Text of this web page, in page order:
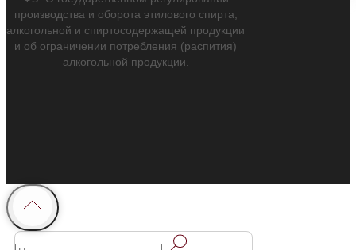
производства и оборота этилового спирта,
алкогольной и спиртосодержащей продукции
и об ограничении потребления (распития)
алкогольной продукции.